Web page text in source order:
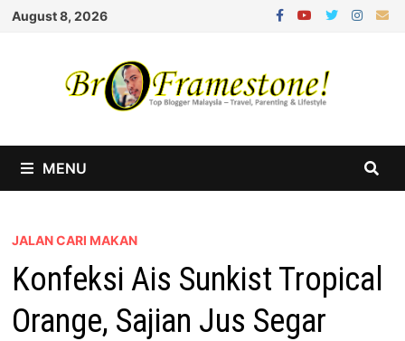
Skip
August 8, 2026
MENU
JALAN CARI MAKAN
Konfeksi Ais Sunkist Tropical
Orange, Sajian Jus Segar